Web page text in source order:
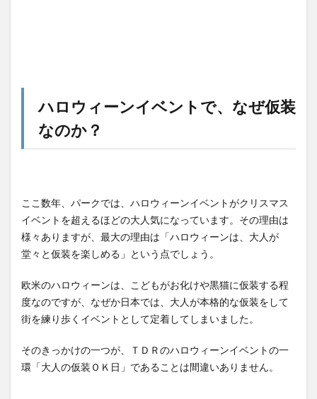
ハロウィーンイベントで、なぜ仮装
なのか？
ここ数年、パークでは、ハロウィーンイベントがクリスマス
イベントを超えるほどの大人気になっています。その理由は
様々ありますが、最大の理由は「ハロウィーンは、大人が
堂々と仮装を楽しめる」という点でしょう。
欧米のハロウィーンは、こどもがお化けや黒猫に仮装する程
度なのですが、なぜか日本では、大人が本格的な仮装をして
街を練り歩くイベントとして定着してしまいました。
そのきっかけの一つが、ＴＤＲのハロウィーンイベントの一
環「大人の仮装ＯＫ日」であることは間違いありません。